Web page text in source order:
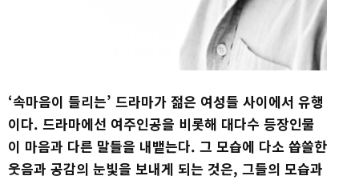
‘속마음이 들리는’ 드라마가 젊은 여성들 사이에서 유행
이다. 드라마에선 여주인공을 비롯해 대다수 등장인물
이 마음과 다른 말들을 내뱉는다. 그 모습에 다소 씁쓸한
웃음과 공감의 눈빛을 보내게 되는 것은, 그들의 모습과